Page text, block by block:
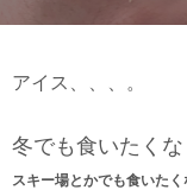
アイス、、、。
冬でも食いたく
スキー場とかでも食いた